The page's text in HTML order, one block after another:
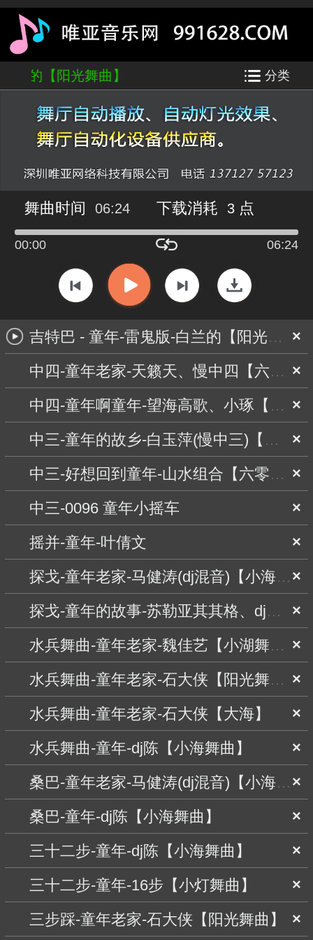
兰的【阳光舞曲】 分类
舞曲时间 06:24 下载消耗 3 点
00:00 06:24
×
吉特巴 - 童年-雷鬼版-白兰的【阳光舞曲】
×
中四-童年老家-天籁天、慢中四【六零六】
×
中四-童年啊童年-望海高歌、小琢【阿伟舞曲】
×
中三-童年的故乡-白玉萍(慢中三)【小海舞曲】
×
中三-好想回到童年-山水组合【六零六】
×
中三-0096 童年小摇车
×
摇并-童年-叶倩文
×
探戈-童年老家-马健涛(dj混音)【小海舞曲】
×
探戈-童年的故事-苏勒亚其其格、dj混音【阳光舞曲】
×
水兵舞曲-童年老家-魏佳艺【小湖舞曲】
×
水兵舞曲-童年老家-石大侠【阳光舞曲】
×
水兵舞曲-童年老家-石大侠【大海】
×
水兵舞曲-童年-dj陈【小海舞曲】
×
桑巴-童年老家-马健涛(dj混音)【小海舞曲】
×
桑巴-童年-dj陈【小海舞曲】
×
三十二步-童年-dj陈【小海舞曲】
×
三十二步-童年-16步【小灯舞曲】
×
三步踩-童年老家-石大侠【阳光舞曲】